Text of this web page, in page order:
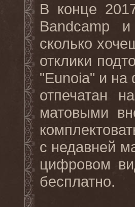
В конце
Bandcamp
сколько
отклики
"Eunoia" и на
отпечатан
матовыми
с недавней
цифровом
бесплатно.